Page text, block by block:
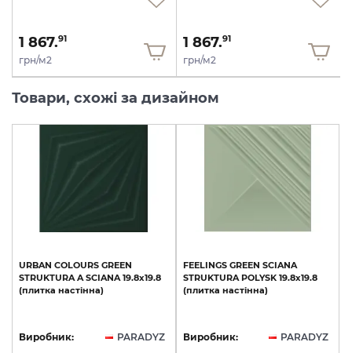
1 867.91
грн/м2
1 867.91
грн/м2
Товари, схожі за дизайном
URBAN COLOURS GREEN
STRUKTURA A SCIANA 19.8х19.8
(плитка настінна)
Виробник:
PARADYZ
FEELINGS GREEN SCIANA
STRUKTURA POLYSK 19.8х19.8
(плитка настінна)
Виробник: PARADYZ